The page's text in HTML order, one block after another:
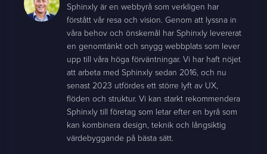
Sphinxly är en webbyrå som verkligen har
förstått vår resa och vision. Genom att lyssna in
våra behov och önskemål har Sphinxly levererat
en genomtänkt och snygg webbplats som lever
upp till våra höga förväntningar. Vi har haft nöjet
att arbeta med Sphinxly sedan 2016, och nu
senast 2023 utfördes ett större lyft av UX,
flöden och struktur. Vi kan starkt rekommendera
Sphinxly till företag som letar efter en byrå som
kan kombinera design, teknik och långsiktig
värdebyggande på bästa sätt.